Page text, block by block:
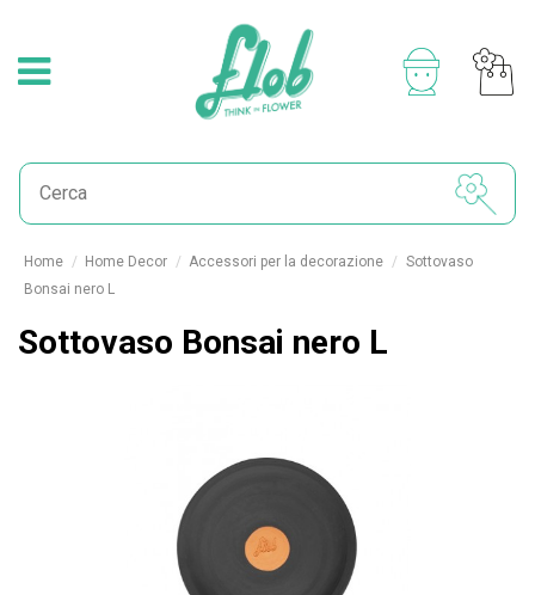
Home Home Decor Accessori per la decorazione
Sottovaso
Bonsai nero L
Sottovaso Bonsai nero L